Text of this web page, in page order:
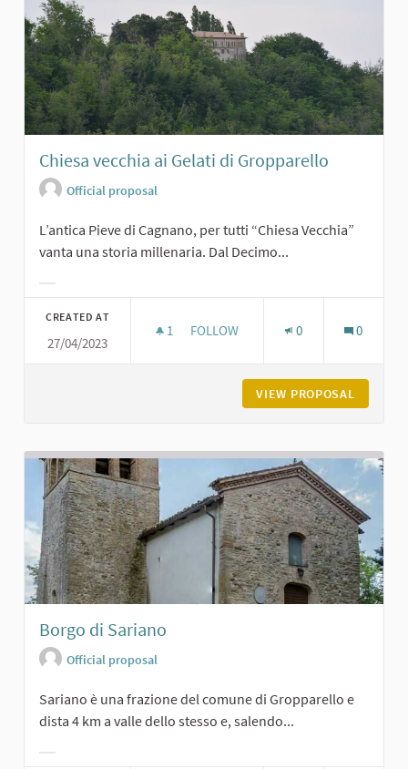
Chiesa vecchia ai Gelati di Gropparello
Official proposal
L’antica Pieve di Cagnano, per tutti “Chiesa Vecchia”
vanta una storia millenaria. Dal Decimo...
CREATED AT
27/04/2023
1 1 FOLLOWER
FOLLOW 0 0
VIEW PROPOSAL
Borgo di Sariano
Official proposal
Sariano è una frazione del comune di Gropparello e
dista 4 km a valle dello stesso e, salendo...